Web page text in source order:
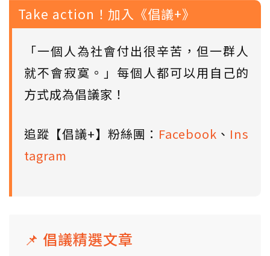
Take action！加入《倡議+》
「一個人為社會付出很辛苦，但一群人
就不會寂寞。」每個人都可以用自己的
方式成為倡議家！
追蹤【倡議+】粉絲團： Facebook 、 Ins
tagram
📌 倡議精選文章